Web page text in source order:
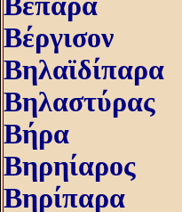
Βέργισον
Βηλαϊδίπαρα
Βηλαστύρας
Βήρα
Βηρηίαρος
Βηρίπαρα